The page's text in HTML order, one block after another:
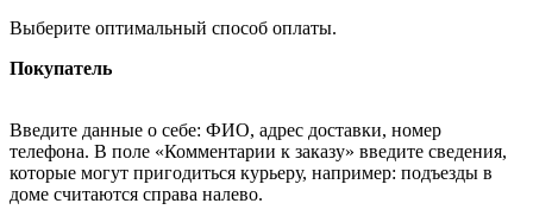
Выберите оптимальный способ оплаты.
Покупатель
Введите данные о себе: ФИО, адрес доставки, номер
телефона. В поле «Комментарии к заказу» введите сведения,
которые могут пригодиться курьеру, например: подъезды в
доме считаются справа налево.